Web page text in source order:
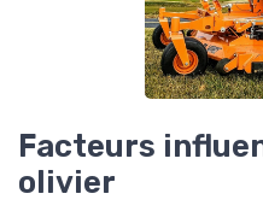
Facteurs
olivier